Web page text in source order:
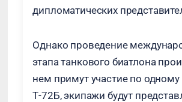
дипломатических
Однако проведение
этапа танкового биатлона
нем примут участие по одному
Т-72Б, экипажи будут